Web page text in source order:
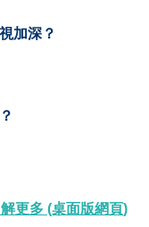
加深？
更多 (桌面版網頁)